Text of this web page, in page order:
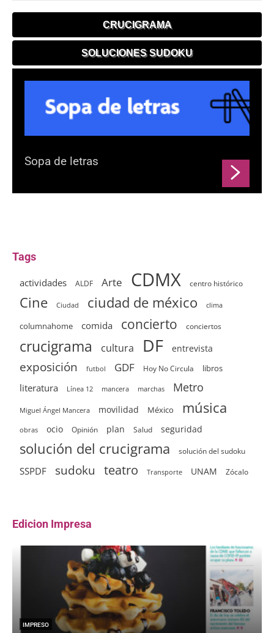
CRUCIGRAMA
SOLUCIONES SUDOKU
Sopa de letras
Tags
actividades ALDF Arte CDMX centro histórico
Cine Ciudad ciudad de méxico clima
columnahome comida concierto conciertos
crucigrama cultura DF entrevista
exposición futbol GDF Hoy No Circula libros
literatura Línea 12 mancera marchas Metro
Miguel Ángel Mancera movilidad México música
obras ocio Opinión plan Salud seguridad
solución del crucigrama solución del sudoku
SSPDF sudoku teatro Transporte UNAM Zócalo
Edicion Impresa
IMPRESO